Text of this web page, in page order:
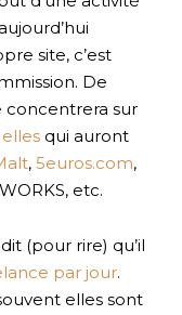
site, c’est
De
concentrera sur
qui auront
,5euros.com,
etc.
(pour rire) qu’il
par jour.
elles sont